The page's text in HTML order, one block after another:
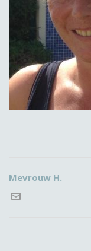
Mevrouw H.